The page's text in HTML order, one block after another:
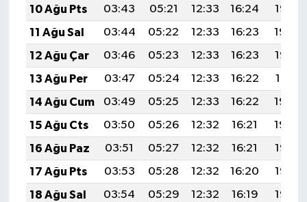
10 Ağu Pts
03:43 05:21 12:33 16:24
19:35
11 Ağu Sal
03:44 05:22 12:33 16:23
19:34
12 Ağu Çar
03:46 05:23 12:33 16:23
19:33
13 Ağu Per
03:47 05:24 12:33 16:22
19:31
14 Ağu Cum
03:49 05:25 12:33 16:22
19:30
15 Ağu Cts
03:50 05:26 12:32 16:21
19:29
16 Ağu Paz
03:51 05:27 12:32 16:21
19:27
17 Ağu Pts
03:53 05:28 12:32 16:20
19:26
18 Ağu Sal
03:54 05:29 12:32 16:19
19:25